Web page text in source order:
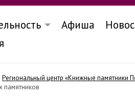
Афиша
Региональный центр «Книжные памятники
памятников